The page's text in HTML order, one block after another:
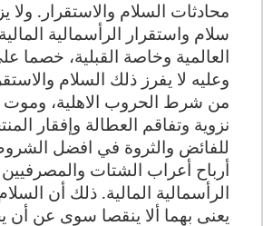
محادثات السلام والاستقرار. ولا
سلام واستقرار الرأسمالية
العالمية وخاصة القبلية، خصما
وعليه لا يفرز ذلك السلام
من شرط الحروب الاهلية، وموت
نزوية وتفاقم العطالة وإفقار
للفائض والثروة في افضل
أرباح أعراب الشتات والمصرفيين
الرأسمالية المالية. ذلك أن
يعنى بهما ألا ينقصا سوى عن